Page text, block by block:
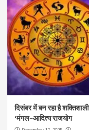
दिसंबर में बन रहा है शक्तिशाली
‘मंगल–आदित्य राजयोग